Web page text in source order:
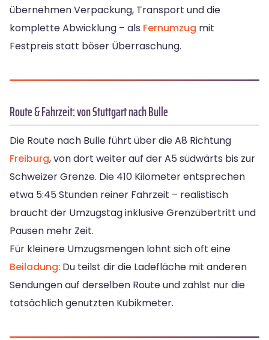
übernehmen Verpackung, Transport und die
komplette Abwicklung – als Fernumzug mit
Festpreis statt böser Überraschung.
Route & Fahrzeit: von Stuttgart nach Bulle
Die Route nach Bulle führt über die A8 Richtung
Freiburg, von dort weiter auf der A5 südwärts bis zur
Schweizer Grenze. Die 410 Kilometer entsprechen
etwa 5:45 Stunden reiner Fahrzeit – realistisch
braucht der Umzugstag inklusive Grenzübertritt und
Pausen mehr Zeit.
Für kleinere Umzugsmengen lohnt sich oft eine
Beiladung: Du teilst dir die Ladefläche mit anderen
Sendungen auf derselben Route und zahlst nur die
tatsächlich genutzten Kubikmeter.